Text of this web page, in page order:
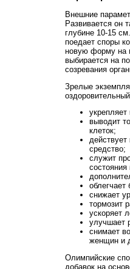
Внешние
Развивается он
глубине 10-15
поедает споры
новую форму на
выбирается на
созревания
Зрелые
выводит
клеток;
действует
средство;
служит
состояния
облегчает
снижает
тормозит
ускоряет
улучшает
снимает
женщин и
Олимпийские
добавок на